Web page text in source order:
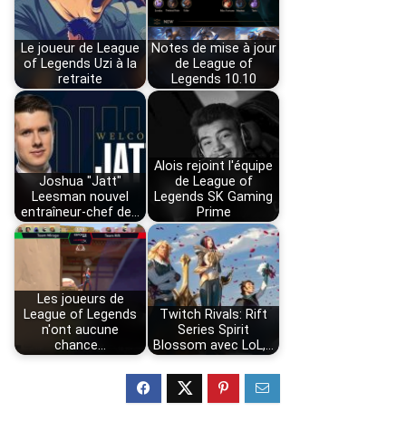
Le joueur de League
of Legends Uzi à la
retraite
Notes de mise à jour
de League of
Legends 10.10
Joshua "Jatt"
Leesman nouvel
entraîneur-chef de…
Alois rejoint l'équipe
de League of
Legends SK Gaming
Prime
Les joueurs de
League of Legends
n'ont aucune
chance…
Twitch Rivals: Rift
Series Spirit
Blossom avec LoL,…